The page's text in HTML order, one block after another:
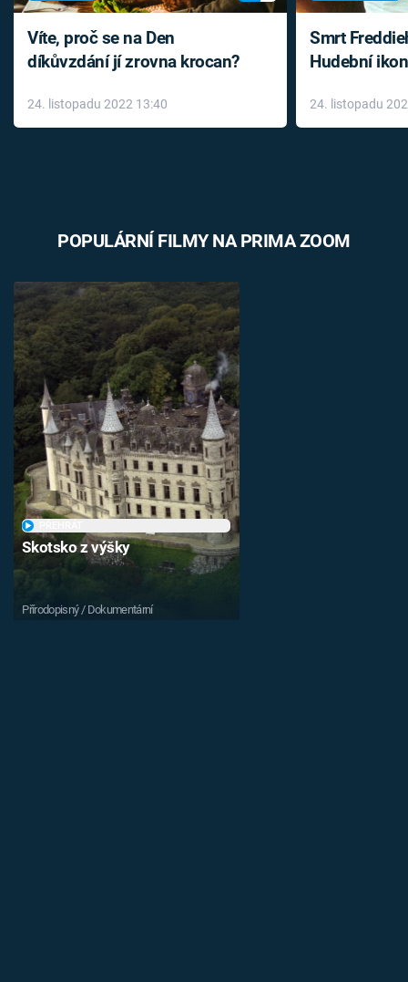
Víte, proč se na Den
díkůvzdání jí zrovna krocan?
24. listopadu 2022 13:40
Smrt
Hudební
léky
24. listopadu
POPULÁRNÍ FILMY NA PRIMA ZOOM
Skotsko z výšky
Přírodopisný / Dokumentární